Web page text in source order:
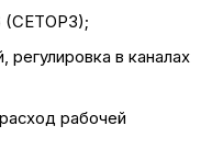
(CETOP3);
регулировка в каналах
рабочей